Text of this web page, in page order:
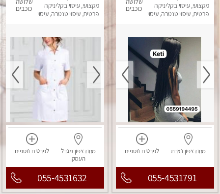
פרטי!!!
מקצועי, עיסוי בקליניקה
פרטית, עיסוי טנטרה, עיסוי
שלושה
כוכבים
מחוז צפון נצרת לפרטים נוספים
055-4531791
מושקע מאוד
מקצועי, עיסוי בקליניקה
פרטית, עיסוי טנטרה, עיסוי
שלושה
כוכבים
מחוז צפון מגדל
העמק
לפרטים נוספים
055-4531632